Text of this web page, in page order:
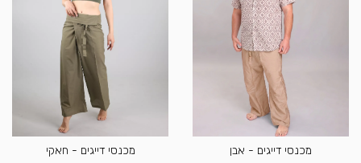
מכנסי דייגים - אבן מכנסי דייגים - חאקי